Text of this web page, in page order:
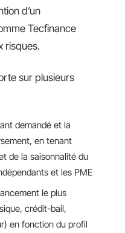
d’un
Tecfinance
risques.
sur plusieurs
demandé et la
en tenant
de la saisonnalité du
et les PME
le plus
crédit-bail,
en fonction du profil